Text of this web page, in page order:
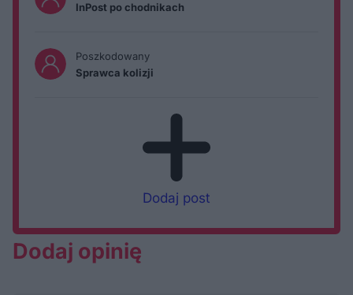
InPost po chodnikach
Poszkodowany
Sprawca kolizji
Dodaj post
Dodaj opinię